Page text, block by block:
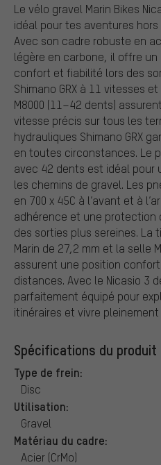
Le vélo gravel Marin Bikes
idéal pour tes aventures
Avec son cadre robuste en
légère en carbone, il offre
confort et fiabilité lors des
Shimano GRX à 11 vitesses
M8000 (11–42 dents)
vitesse précis sur tous les
hydrauliques Shimano GRX
en toutes circonstances. Le
avec 42 dents est idéal pour
les chemins de gravel. Les
en 700 x 45C à l’avant et à
adhérence et une
des sorties plus sereines. La
Marin de 27,2 mm et la selle
assurent une position
distances. Avec le Nicasio 3
parfaitement équipé pour
itinéraires et vivre
Spécifications du produit
Type de frein:
Disc
Utilisation:
Gravel
Matériau du cadre:
Acier (CrMo)